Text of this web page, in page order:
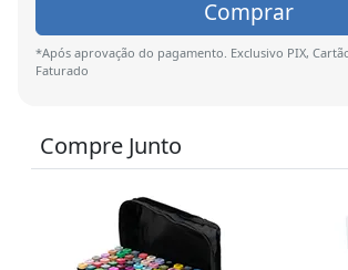
Comprar
*Após aprovação do pagamento. Exclusivo PIX,
Faturado
Compre Junto